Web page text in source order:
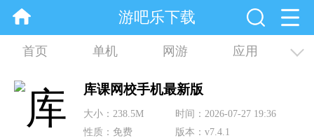
游吧乐下载
首页 单机 网游 应用
资讯 合集
库课网校手机最新版
大小：238.5M
时间：2026-07-27 19:36
性质：免费
版本：v7.4.1